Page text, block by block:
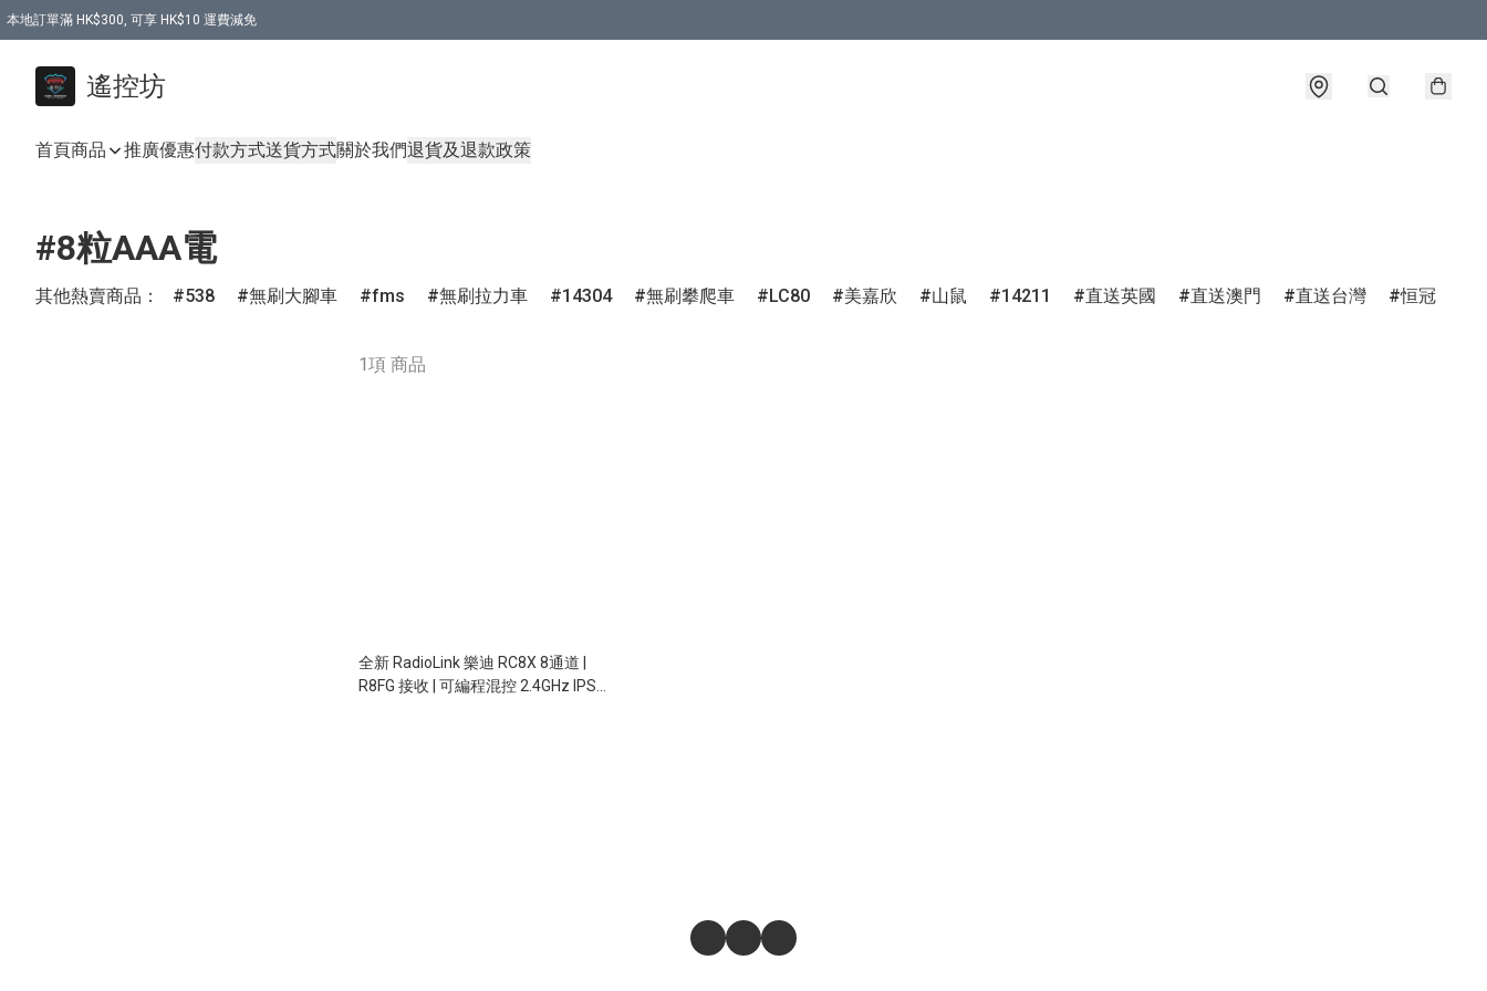
本地訂單滿 HK$300, 可享 HK$10 運費減免
遙控坊
首頁商品 推廣優惠付款方式送貨方式關於我們退貨及退款政策
#8粒AAA電
其他熱賣商品： 538 無刷大腳車 fms 無刷拉力車 14304 無刷攀爬車 LC80 美嘉欣 山鼠 14211 直送英國 直送澳門 直送台灣 恒冠
1項 商品
全新 RadioLink 樂迪 RC8X 8通道 |
R8FG 接收 | 可編程混控 2.4GHz IPS